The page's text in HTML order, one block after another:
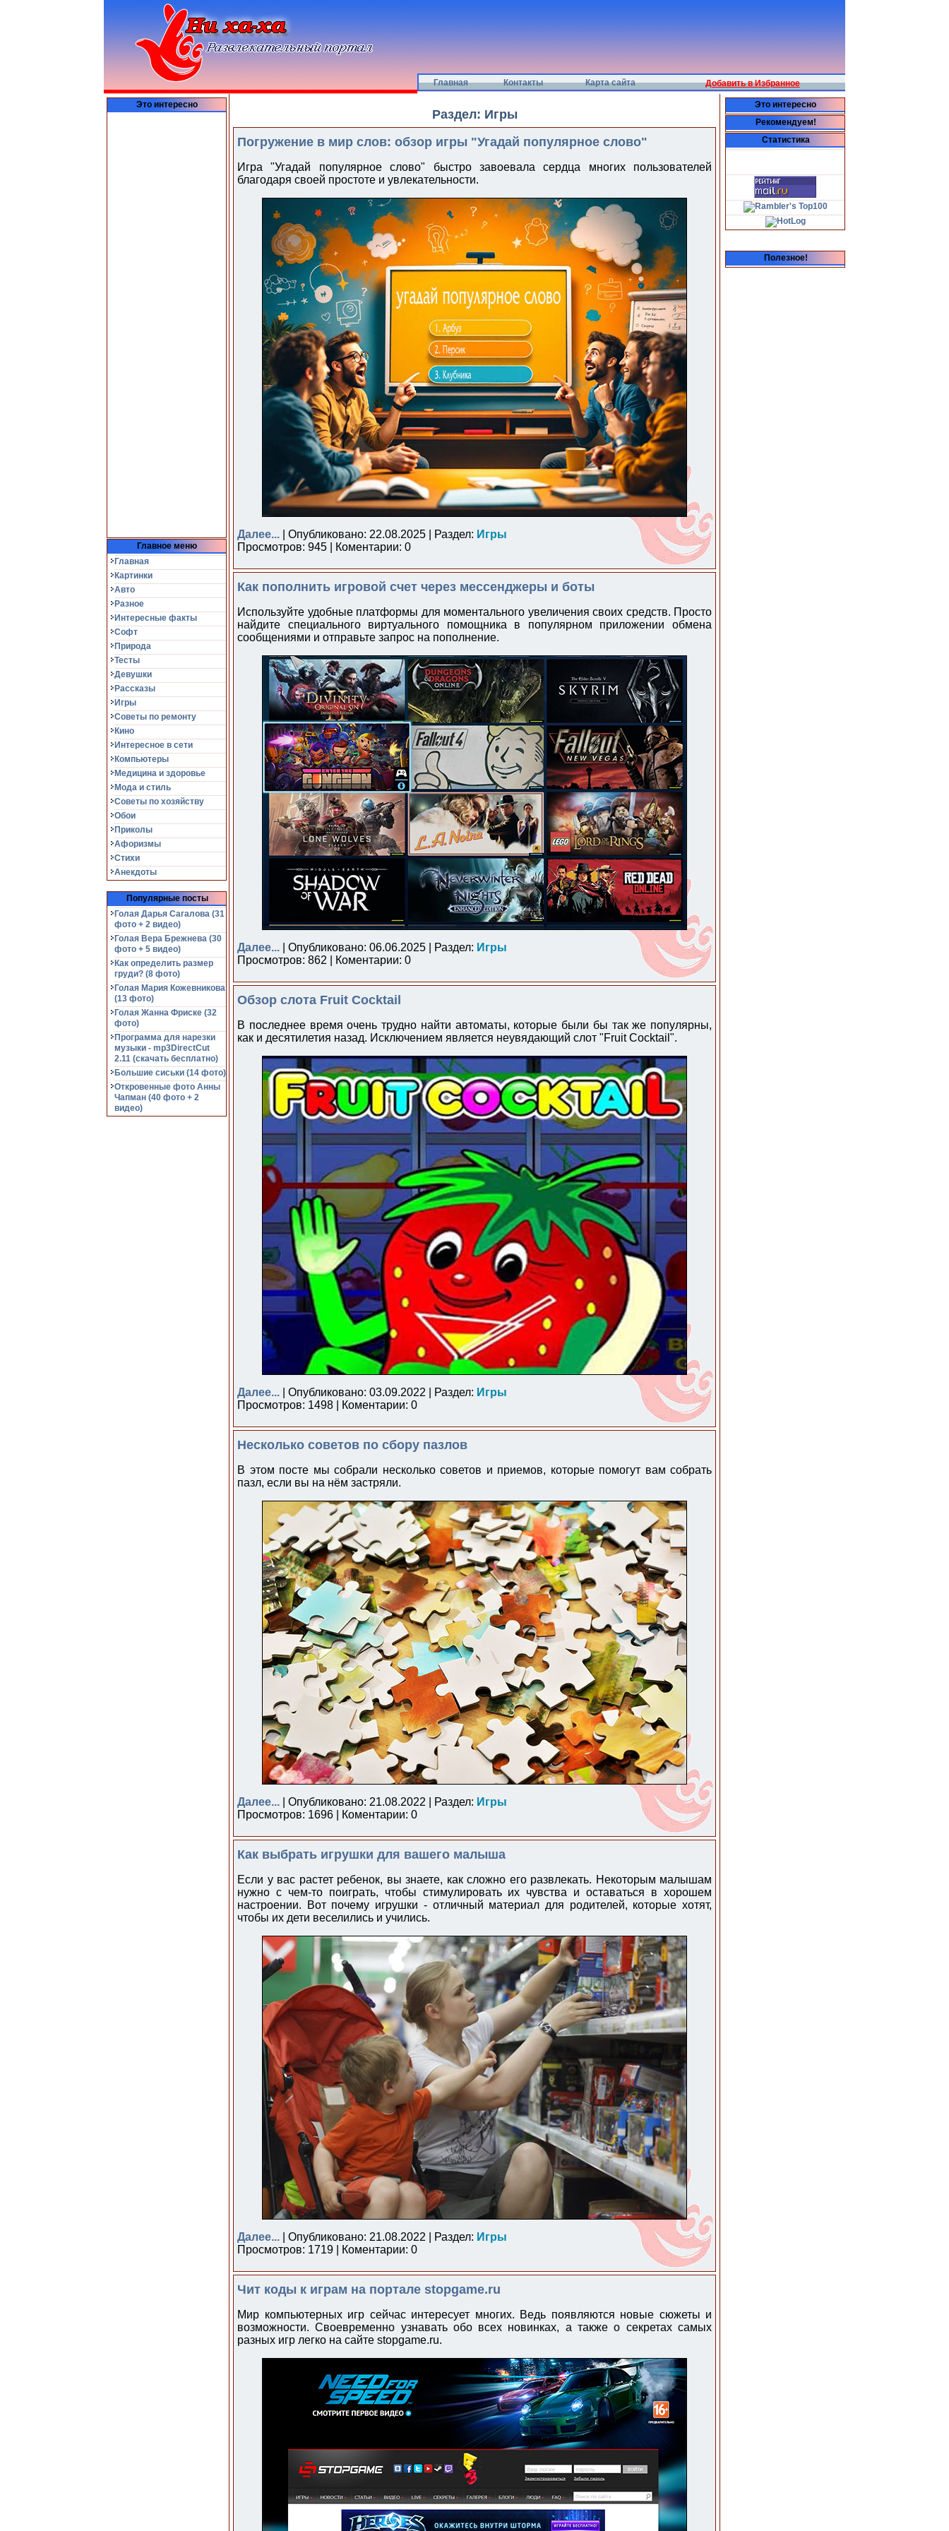
Главная Контакты Карта сайта Добавить в Избранное
Это интересно
Главное меню
Главная
Картинки
Авто
Разное
Интересные факты
Софт
Природа
Тесты
Девушки
Рассказы
Игры
Советы по ремонту
Кино
Интересное в сети
Компьютеры
Медицина и здоровье
Мода и стиль
Советы по хозяйству
Обои
Приколы
Афоризмы
Стихи
Анекдоты
Популярные посты
Голая Дарья Сагалова (31
фото + 2 видео)
Голая Вера Брежнева (30
фото + 5 видео)
Как определить размер
груди? (8 фото)
Голая Мария Кожевникова
(13 фото)
Голая Жанна Фриске (32
фото)
Программа для нарезки
музыки - mp3DirectCut
2.11 (cкачать бесплатно)
Большие сиськи (14 фото)
Откровенные фото Анны
Чапман (40 фото + 2
видео)
Раздел: Игры
Погружение в мир слов: обзор игры "Угадай популярное слово"
Игра "Угадай популярное слово" быстро завоевала сердца многих пользователей
благодаря своей простоте и увлекательности.
Далее... | Опубликовано: 22.08.2025 | Раздел: Игры
Просмотров: 945 | Коментарии: 0
Как пополнить игровой счет через мессенджеры и боты
Используйте удобные платформы для моментального увеличения своих средств. Просто
найдите специального виртуального помощника в популярном приложении обмена
сообщениями и отправьте запрос на пополнение.
Далее... | Опубликовано: 06.06.2025 | Раздел: Игры
Просмотров: 862 | Коментарии: 0
Обзор слота Fruit Cocktail
В последнее время очень трудно найти автоматы, которые были бы так же популярны,
как и десятилетия назад. Исключением является неувядающий слот "Fruit Cocktail".
Далее... | Опубликовано: 03.09.2022 | Раздел: Игры
Просмотров: 1498 | Коментарии: 0
Несколько советов по сбору пазлов
В этом посте мы собрали несколько советов и приемов, которые помогут вам собрать
пазл, если вы на нём застряли.
Далее... | Опубликовано: 21.08.2022 | Раздел: Игры
Просмотров: 1696 | Коментарии: 0
Как выбрать игрушки для вашего малыша
Если у вас растет ребенок, вы знаете, как сложно его развлекать. Некоторым малышам
нужно с чем-то поиграть, чтобы стимулировать их чувства и оставаться в хорошем
настроении. Вот почему игрушки - отличный материал для родителей, которые хотят,
чтобы их дети веселились и учились.
Далее... | Опубликовано: 21.08.2022 | Раздел: Игры
Просмотров: 1719 | Коментарии: 0
Чит коды к играм на портале stopgame.ru
Мир компьютерных игр сейчас интересует многих. Ведь появляются новые сюжеты и
возможности. Своевременно узнавать обо всех новинках, а также о секретах самых
разных игр легко на сайте stopgame.ru.
Это интересно
Рекомендуем!
Статистика
Полезное!